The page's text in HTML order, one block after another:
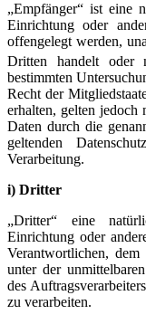
„Empfänger“ ist eine
Einrichtung oder
offengelegt werden,
Dritten handelt oder
bestimmten
Recht der
erhalten, gelten jedoch
Daten durch die
geltenden
Verarbeitung.
i) Dritter
„Dritter“ eine
Einrichtung oder
Verantwortlichen,
unter der
des
zu verarbeiten.